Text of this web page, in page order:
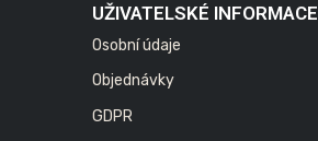
UŽIVATELSKÉ INFORMACE
Osobní údaje
Objednávky
GDPR